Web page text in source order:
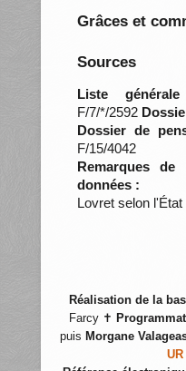
Grâces et
Sources
Liste
F/7/*/2592
Dossier de
F/15/4042
Remarques
données :
Lovret selon
Réalisation de la
Farcy ✝
puis Morgane
UR